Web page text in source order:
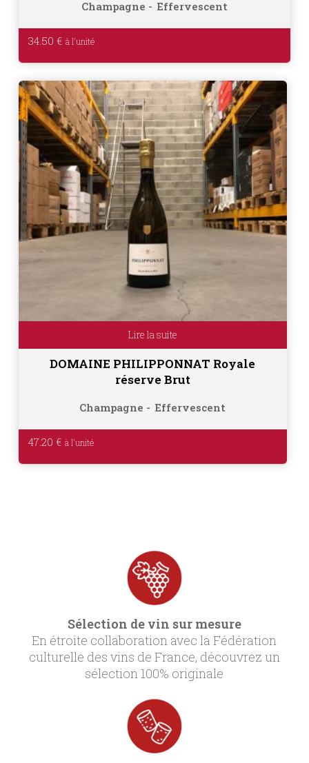
Champagne Effervescent
34.50 €
Lire la suite
DOMAINE PHILIPPONNAT Royale
réserve Brut
Champagne Effervescent
47.20 €
Sélection de vin sur mesure
En étroite collaboration avec la Fédération
culturelle des vins de France, découvrez un
sélection 100% originale